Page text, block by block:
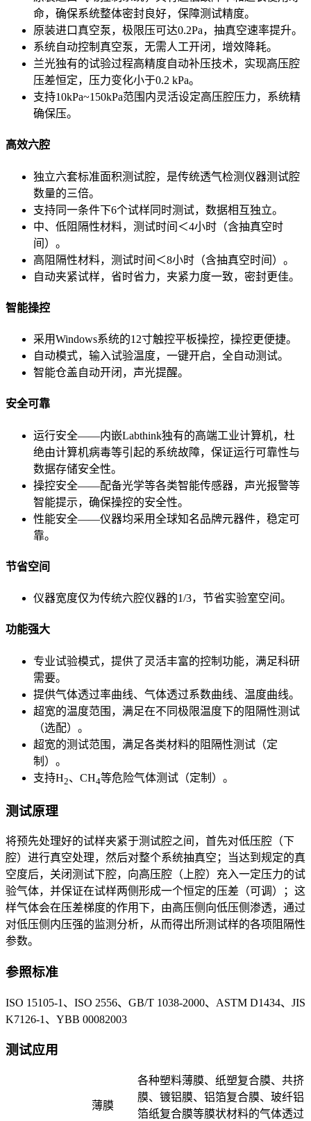
命，确保系统整体密封良好，保障测试精度。
原装进口真空泵，极限压可达0.2Pa，抽真空速率提升。
系统自动控制真空泵，无需人工开闭，增效降耗。
兰光独有的试验过程高精度自动补压技术，实现高压腔
压差恒定，压力变化小于0.2 kPa。
支持10kPa~150kPa范围内灵活设定高压腔压力，系统精
确保压。
高效六腔
独立六套标准面积测试腔，是传统透气检测仪器测试腔
数量的三倍。
支持同一条件下6个试样同时测试，数据相互独立。
中、低阻隔性材料，测试时间＜4小时（含抽真空时
间）。
高阻隔性材料，测试时间＜8小时（含抽真空时间）。
自动夹紧试样，省时省力，夹紧力度一致，密封更佳。
智能操控
采用Windows系统的12寸触控平板操控，操控更便捷。
自动模式，输入试验温度，一键开启，全自动测试。
智能仓盖自动开闭，声光提醒。
安全可靠
运行安全——内嵌Labthink独有的高端工业计算机，杜
绝由计算机病毒等引起的系统故障，保证运行可靠性与
数据存储安全性。
操控安全——配备光学等各类智能传感器，声光报警等
智能提示，确保操控的安全性。
性能安全——仪器均采用全球知名品牌元器件，稳定可
靠。
节省空间
仪器宽度仅为传统六腔仪器的1/3，节省实验室空间。
功能强大
专业试验模式，提供了灵活丰富的控制功能，满足科研
需要。
提供气体透过率曲线、气体透过系数曲线、温度曲线。
超宽的温度范围，满足在不同极限温度下的阻隔性测试
（选配）。
超宽的测试范围，满足各类材料的阻隔性测试（定
制）。
支持H2、CH4等危险气体测试（定制）。
测试原理
将预先处理好的试样夹紧于测试腔之间，首先对低压腔（下
腔）进行真空处理，然后对整个系统抽真空；当达到规定的真
空度后，关闭测试下腔，向高压腔（上腔）充入一定压力的试
验气体，并保证在试样两侧形成一个恒定的压差（可调）；这
样气体会在压差梯度的作用下，由高压侧向低压侧渗透，通过
对低压侧内压强的监测分析，从而得出所测试样的各项阻隔性
参数。
参照标准
ISO 15105-1、ISO 2556、GB/T 1038-2000、ASTM D1434、JIS
K7126-1、YBB 00082003
测试应用
薄膜
各种塑料薄膜、纸塑复合膜、共挤
膜、镀铝膜、铝箔复合膜、玻纤铝
箔纸复合膜等膜状材料的气体透过